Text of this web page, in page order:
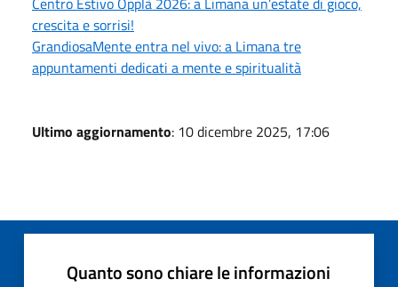
crescita e sorrisi!
GrandiosaMente entra nel vivo: a Limana tre
appuntamenti dedicati a mente e spiritualità
Ultimo aggiornamento: 10 dicembre 2025, 17:06
Quanto sono chiare le informazioni